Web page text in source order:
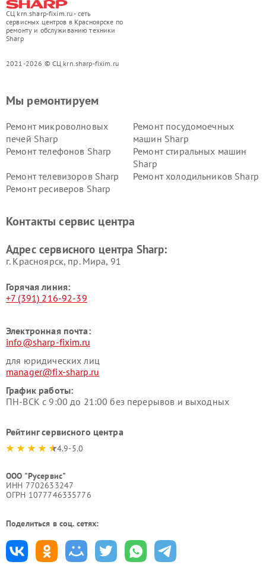
СЦ krn.sharp-fixim.ru - сеть
сервисных центров в Красноярске по
ремонту и обслуживанию техники
Sharp
2021-2026 © СЦ krn.sharp-fixim.ru
Мы ремонтируем
Ремонт микроволновых
печей Sharp
Ремонт посудомоечных
машин Sharp
Ремонт телефонов Sharp
Ремонт стиральных машин
Sharp
Ремонт телевизоров Sharp
Ремонт холодильников Sharp
Ремонт ресиверов Sharp
Контакты сервис центра
Адрес сервисного центра Sharp:
г. Красноярск, ​пр. Мира, 91
Горячая линия:
+7 (391) 216-92-39
Электронная почта:
info@sharp-fixim.ru
для юридических лиц
manager@fix-sharp.ru
График работы:
ПН-ВСК с 9:00 до 21:00 без перерывов и выходных
Рейтинг сервисного центра
4.9-5.0
ООО "Русервис"
ИНН 7702633247
ОГРН 1077746335776
Поделиться в соц. сетях: